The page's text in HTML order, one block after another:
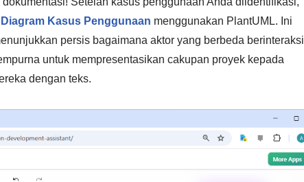
Diagram Kasus Penggunaan menggunakan PlantUML. Ini
persis bagaimana aktor yang berbeda berinteraksi
untuk mempresentasikan cakupan proyek kepada
dengan teks.